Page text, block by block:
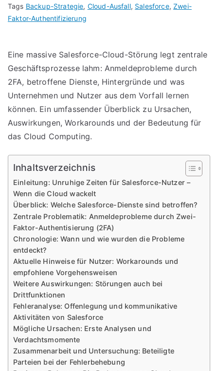
Tags Backup-Strategie, Cloud-Ausfall, Salesforce,Zwei-
Faktor-Authentifizierung
Eine massive Salesforce-Cloud-Störung legt zentrale
Geschäftsprozesse lahm: Anmeldeprobleme durch
2FA, betroffene Dienste, Hintergründe und was
Unternehmen und Nutzer aus dem Vorfall lernen
können. Ein umfassender Überblick zu Ursachen,
Auswirkungen, Workarounds und der Bedeutung für
das Cloud Computing.
Inhaltsverzeichnis
Einleitung: Unruhige Zeiten für Salesforce-Nutzer –
Wenn die Cloud wackelt
Überblick: Welche Salesforce-Dienste sind betroffen?
Zentrale Problematik: Anmeldeprobleme durch Zwei-
Faktor-Authentisierung (2FA)
Chronologie: Wann und wie wurden die Probleme
entdeckt?
Aktuelle Hinweise für Nutzer: Workarounds und
empfohlene Vorgehensweisen
Weitere Auswirkungen: Störungen auch bei
Drittfunktionen
Fehleranalyse: Offenlegung und kommunikative
Aktivitäten von Salesforce
Mögliche Ursachen: Erste Analysen und
Verdachtsmomente
Zusammenarbeit und Untersuchung: Beteiligte
Parteien bei der Fehlerbehebung